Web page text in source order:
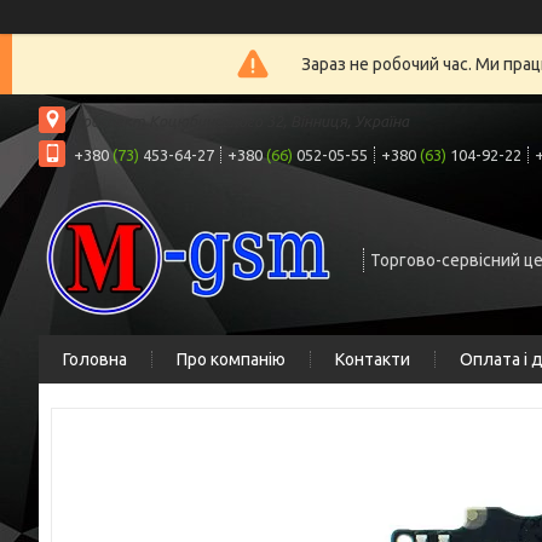
Зараз не робочий час. Ми
проспект Коцюбинського 32, Вінниця, Україна
+380(73) 453-64-27 +380(66) 052-05-55 +380 (63) 104-92-22
Торгово-сервісний
Головна Про компанію Контакти Оплата і